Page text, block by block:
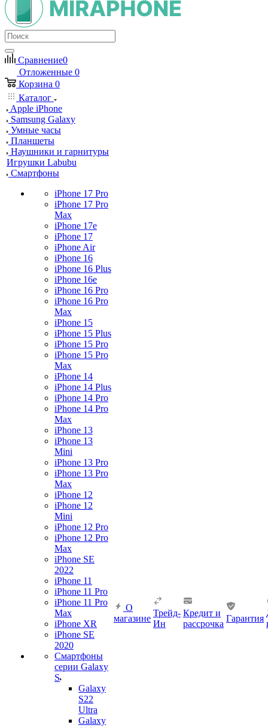
Сравнение0
Отложенные 0
Корзина 0
Каталог
Apple iPhone
Samsung Galaxy
Умные часы
Планшеты
Наушники и гарнитуры
Игрушки Labubu
Смартфоны
iPhone 17 Pro
iPhone 17 Pro
Max
iPhone 17e
iPhone 17
iPhone Air
iPhone 16
iPhone 16 Plus
iPhone 16e
iPhone 16 Pro
iPhone 16 Pro
Max
iPhone 15
iPhone 15 Plus
iPhone 15 Pro
iPhone 15 Pro
Max
iPhone 14
iPhone 14 Plus
iPhone 14 Pro
iPhone 14 Pro
Max
iPhone 13
iPhone 13
Mini
iPhone 13 Pro
iPhone 13 Pro
Max
iPhone 12
iPhone 12
Mini
iPhone 12 Pro
iPhone 12 Pro
Max
iPhone SE
2022
iPhone 11
iPhone 11 Pro
iPhone 11 Pro
Max
iPhone XR
iPhone SE
2020
Смартфоны
серии Galaxy
S
Galaxy
S22
Ultra
Galaxy
О
магазине
Трейд-
Ин
Кредит и
рассрочка
Гарантия